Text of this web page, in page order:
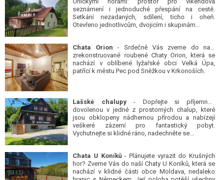
seznámení i jednoduché přespání na cestě.
Setkání nezadaných, sdílení, ticho i oheň.
Otevřeno jednotlivcům, dvojicím i skupinám...
Chata Orion - Srdečně Vás zveme do naší
zrekonstruované roubené Chaty Orion, která se
nachází v oblíbené lyžařské obci Velká Úpa,
patřící k městu Pec pod Sněžkou v Krkonoších.
Lašské chalupy- Dopřejte si příjemnou
dovolenou v jedné z prostorných chalup, které
jsou obklopeny nádhernou přírodou a nabízejí
veškeré zázemí pro fantastický pobyt.
Vychutnejte si klidné ráno, nadechněte se...
Chata U Koníků- Plánujete vyrazit do Krušných
hor? Zveme Vás do naší Chaty U Koníků, která se
nachází v klidné části obce Moldava, nedaleko